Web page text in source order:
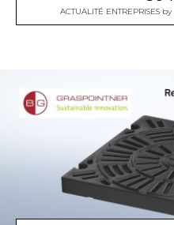
ACTUALITÉ ENTREPRISESby